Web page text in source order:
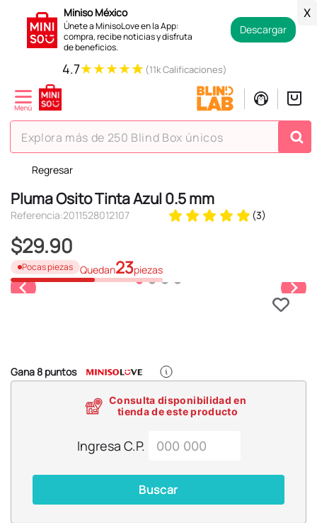
Miniso México
Únete a MinisoLove en la App:
compra, recibe noticias y disfruta
de beneficios.
Descargar
X
4.7★★★★★ (11k Calificaciones)
Explora más de 250 Blind Box únicos
Regresar
Pluma Osito Tinta Azul 0.5 mm
Referencia:2011528012107 (3)
$29.90
Pocas piezas Quedan23piezas
Gana 8 puntos
Consulta disponibilidad en
tienda de este producto
Ingresa C.P.
Buscar
TÉRMINOS MÁS BUSCADOS
1.
hello kitty
2.
spiderman
3.
peluche
4.
osito cariñosito
5.
8.
bts